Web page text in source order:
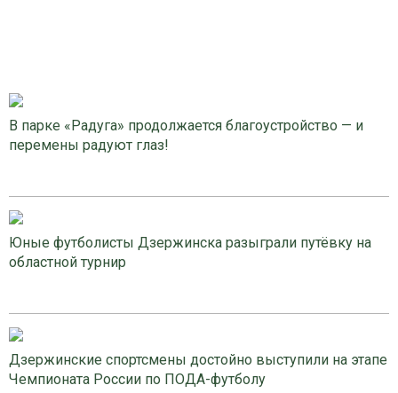
В парке «Радуга» продолжается благоустройство — и
перемены радуют глаз!
Юные футболисты Дзержинска разыграли путёвку на
областной турнир
Дзержинские спортсмены достойно выступили на этапе
Чемпионата России по ПОДА-футболу